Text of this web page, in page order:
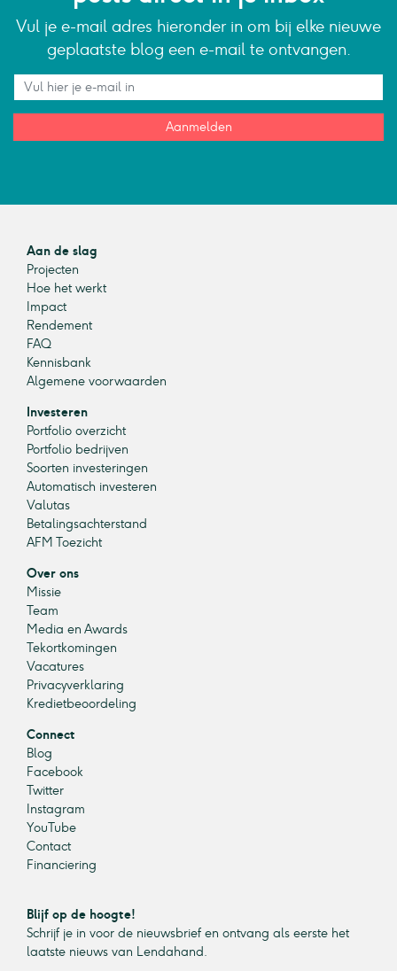
Vul je e-mail adres hieronder in om bij elke nieuwe
geplaatste blog een e-mail te ontvangen.
Aanmelden
Aan de slag
Projecten
Hoe het werkt
Impact
Rendement
FAQ
Kennisbank
Algemene voorwaarden
Investeren
Portfolio overzicht
Portfolio bedrijven
Soorten investeringen
Automatisch investeren
Valutas
Betalingsachterstand
AFM Toezicht
Over ons
Missie
Team
Media en Awards
Tekortkomingen
Vacatures
Privacyverklaring
Kredietbeoordeling
Connect
Blog
Facebook
Twitter
Instagram
YouTube
Contact
Financiering
Blijf op de hoogte!
Schrijf je in voor de nieuwsbrief en ontvang als eerste het
laatste nieuws van Lendahand.